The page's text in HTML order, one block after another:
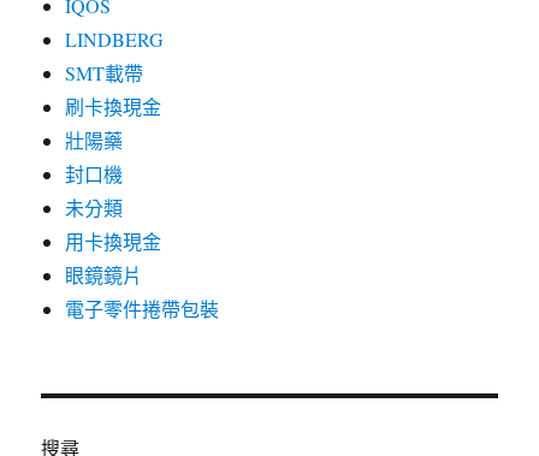
IQOS
LINDBERG
SMT載帶
刷卡換現金
壯陽藥
封口機
未分類
用卡換現金
眼鏡鏡片
電子零件捲帶包裝
搜尋